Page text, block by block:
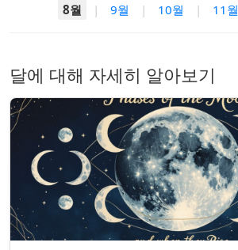
8월
| 9월 | 10월 | 11월
달에 대해 자세히 알아보기